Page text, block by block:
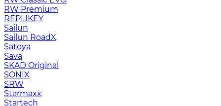
RW Premium
RЕPLIKEY
Sailun
Sailun RoadX
Satoya
Sava
SKAD Original
SONIX
SRW
Starmaxx
Startech